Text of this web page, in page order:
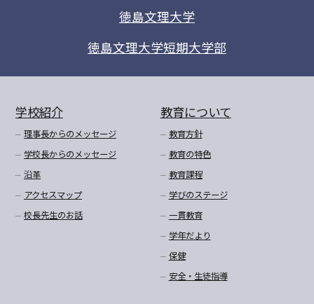
徳島文理大学
徳島文理大学短期大学部
学校紹介
理事長からのメッセージ
学校長からのメッセージ
沿革
アクセスマップ
校長先生のお話
教育について
教育方針
教育の特色
教育課程
学びのステージ
一貫教育
学年だより
保健
安全・生徒指導